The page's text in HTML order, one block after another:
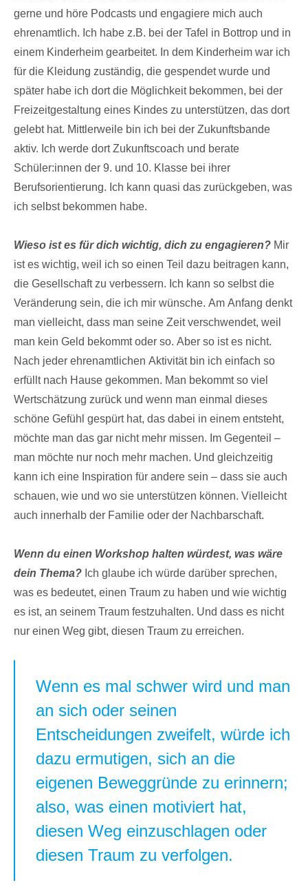
gerne und höre Podcasts und engagiere mich auch
ehrenamtlich. Ich habe z.B. bei der Tafel in Bottrop und in
einem Kinderheim gearbeitet. In dem Kinderheim war ich
für die Kleidung zuständig, die gespendet wurde und
später habe ich dort die Möglichkeit bekommen, bei der
Freizeitgestaltung eines Kindes zu unterstützen, das dort
gelebt hat. Mittlerweile bin ich bei der Zukunftsbande
aktiv. Ich werde dort Zukunftscoach und berate
Schüler:innen der 9. und 10. Klasse bei ihrer
Berufsorientierung. Ich kann quasi das zurückgeben, was
ich selbst bekommen habe.
Wieso ist es für dich wichtig, dich zu engagieren? Mir
ist es wichtig, weil ich so einen Teil dazu beitragen kann,
die Gesellschaft zu verbessern. Ich kann so selbst die
Veränderung sein, die ich mir wünsche. Am Anfang denkt
man vielleicht, dass man seine Zeit verschwendet, weil
man kein Geld bekommt oder so. Aber so ist es nicht.
Nach jeder ehrenamtlichen Aktivität bin ich einfach so
erfüllt nach Hause gekommen. Man bekommt so viel
Wertschätzung zurück und wenn man einmal dieses
schöne Gefühl gespürt hat, das dabei in einem entsteht,
möchte man das gar nicht mehr missen. Im Gegenteil –
man möchte nur noch mehr machen. Und gleichzeitig
kann ich eine Inspiration für andere sein – dass sie auch
schauen, wie und wo sie unterstützen können. Vielleicht
auch innerhalb der Familie oder der Nachbarschaft.
Wenn du einen Workshop halten würdest, was wäre
dein Thema? Ich glaube ich würde darüber sprechen,
was es bedeutet, einen Traum zu haben und wie wichtig
es ist, an seinem Traum festzuhalten. Und dass es nicht
nur einen Weg gibt, diesen Traum zu erreichen.
Wenn es mal schwer wird und man
an sich oder seinen
Entscheidungen zweifelt, würde ich
dazu ermutigen, sich an die
eigenen Beweggründe zu erinnern;
also, was einen motiviert hat,
diesen Weg einzuschlagen oder
diesen Traum zu verfolgen.